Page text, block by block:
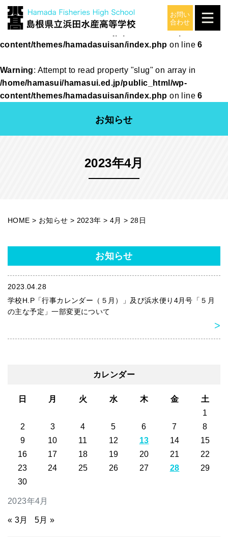
Warning: Attempt to read property "slug" on array in
/home/hamasui/hamasui.ed.jp/public_html/wp-
content/themes/hamadasuisan/index.php on line6
Warning: Attempt to read property "slug" on array in
/home/hamasui/hamasui.ed.jp/public_html/wp-
content/themes/hamadasuisan/index.php on line6
2023年4月
お知らせ
HOME > お知らせ > 2023年 > 4月 > 28日
カレンダー
2023年4月
日 月 火 水 木 金
土
1
2
3 4 5 6 7
8
9
10 11 12 13 14
15
16
17 18 19 20 21
22
23
24 25 26 27 28
29
30
« 3月 5月 »
お知らせ
2023.04.28
学校H.P「行事カレンダー（５月）」及び浜水便り4月号「５月
の主な予定」一部変更について